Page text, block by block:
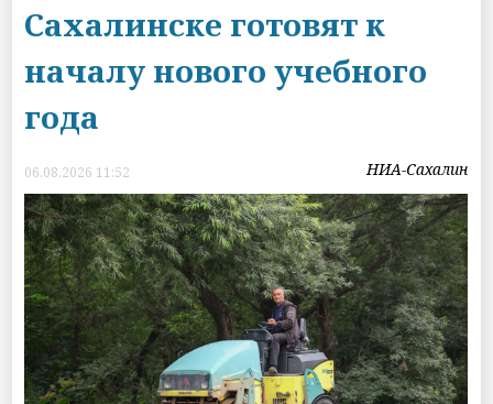
Сахалинске готовят к
началу нового учебного
года
06.08.2026 11:52 НИА-Сахалин